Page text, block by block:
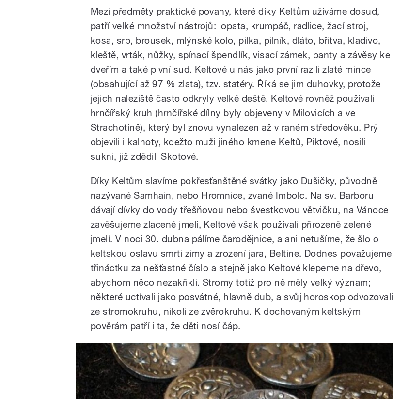
Mezi předměty praktické povahy, které díky Keltům užíváme dosud,
patří velké množství nástrojů: lopata, krumpáč, radlice, žací stroj,
kosa, srp, brousek, mlýnské kolo, pilka, pilník, dláto, břitva, kladivo,
kleště, vrták, nůžky, spínací špendlík, visací zámek, panty a závěsy ke
dveřím a také pivní sud. Keltové u nás jako první razili zlaté mince
(obsahující až 97 % zlata), tzv. statéry. Říká se jim duhovky, protože
jejich naleziště často odkryly velké deště. Keltové rovněž používali
hrnčířský kruh (hrnčířské dílny byly objeveny v Milovicích a ve
Strachotíně), který byl znovu vynalezen až v raném středověku. Prý
objevili i kalhoty, kdežto muži jiného kmene Keltů, Piktové, nosili
sukni, již zdědili Skotové.
Díky Keltům slavíme pokřesťanštěné svátky jako Dušičky, původně
nazývané Samhain, nebo Hromnice, zvané Imbolc. Na sv. Barboru
dávají dívky do vody třešňovou nebo švestkovou větvičku, na Vánoce
zavěšujeme zlacené jmelí, Keltové však používali přirozeně zelené
jmelí. V noci 30. dubna pálíme čarodějnice, a ani netušíme, že šlo o
keltskou oslavu smrti zimy a zrození jara, Beltine. Dodnes považujeme
třináctku za nešťastné číslo a stejně jako Keltové klepeme na dřevo,
abychom něco nezakřikli. Stromy totiž pro ně měly velký význam;
některé uctívali jako posvátné, hlavně dub, a svůj horoskop odvozovali
ze stromokruhu, nikoli ze zvěrokruhu. K dochovaným keltským
pověrám patří i ta, že děti nosí čáp.